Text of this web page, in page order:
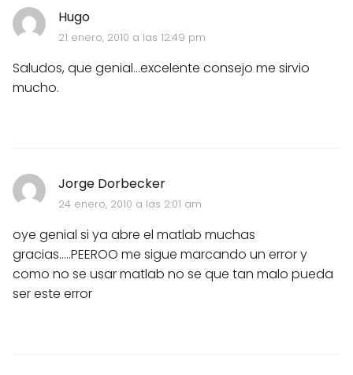
Hugo
21 enero, 2010 a las 12:49 pm
Saludos, que genial...excelente consejo me sirvio
mucho.
Jorge Dorbecker
24 enero, 2010 a las 2:01 am
oye genial si ya abre el matlab muchas
gracias.....PEEROO me sigue marcando un error y
como no se usar matlab no se que tan malo pueda
ser este error